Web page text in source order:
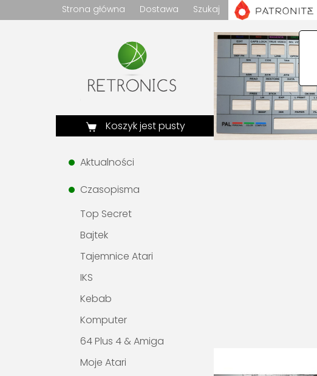
Strona główna Dostawa Szukaj
Koszyk jest pusty
Aktualności
Czasopisma
Top Secret
Bajtek
Tajemnice Atari
IKS
Kebab
Komputer
64 Plus 4 & Amiga
Moje Atari